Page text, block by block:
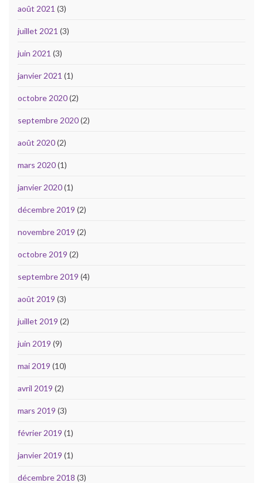
août 2021 (3)
juillet 2021 (3)
juin 2021 (3)
janvier 2021 (1)
octobre 2020(2)
septembre 2020(2)
août 2020(2)
mars 2020(1)
janvier 2020(1)
décembre 2019 (2)
novembre 2019 (2)
octobre 2019 (2)
septembre 2019 (4)
août 2019 (3)
juillet 2019 (2)
juin 2019 (9)
mai 2019 (10)
avril 2019 (2)
mars 2019 (3)
février 2019 (1)
janvier 2019 (1)
décembre 2018 (3)